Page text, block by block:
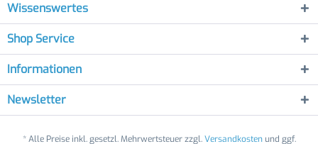
Wissenswertes
Shop Service
Informationen
Newsletter
* Alle Preise inkl. gesetzl. Mehrwertsteuer zzgl.Versandkostenund ggf.